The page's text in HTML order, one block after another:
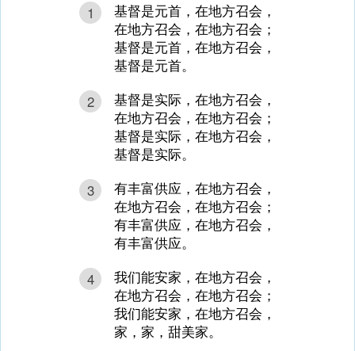
1
基督是元首，在地方召会，
在地方召会，在地方召会；
基督是元首，在地方召会，
基督是元首。
2
基督是实际，在地方召会，
在地方召会，在地方召会；
基督是实际，在地方召会，
基督是实际。
3
有丰富供应，在地方召会，
在地方召会，在地方召会；
有丰富供应，在地方召会，
有丰富供应。
4
我们能安家，在地方召会，
在地方召会，在地方召会；
我们能安家，在地方召会，
家，家，甜美家。